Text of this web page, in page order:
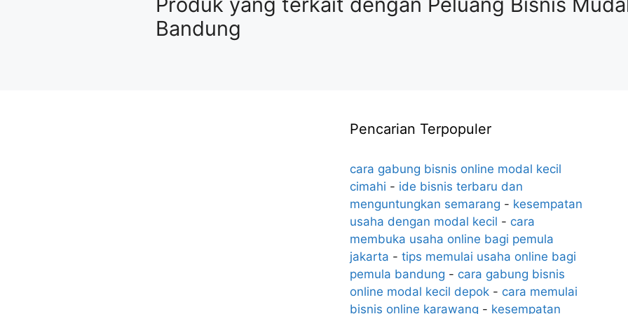
Bandung
Pencarian Terpopuler
cara gabung bisnis online modal kecil
cimahi - ide bisnis terbaru dan
menguntungkan semarang - kesempatan
usaha dengan modal kecil - cara
membuka usaha online bagi pemula
jakarta - tips memulai usaha online bagi
pemula bandung - cara gabung bisnis
online modal kecil depok- cara memulai
bisnis online karawang - kesempatan